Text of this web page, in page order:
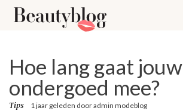
Hoe lang gaat jouw
ondergoed mee?
Tips 1 jaar geleden dooradmin modeblog